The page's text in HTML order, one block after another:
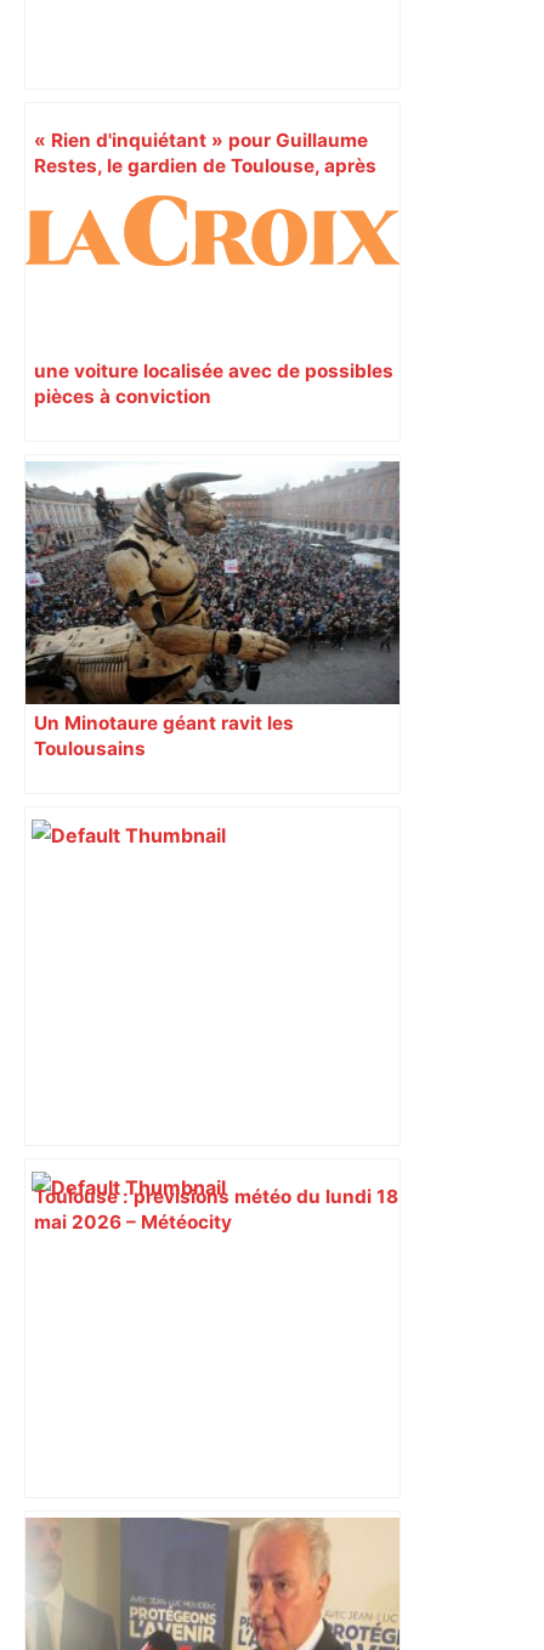
« Rien d'inquiétant » pour Guillaume
Restes, le gardien de Toulouse, après
sa sortie à Metz – L'Équipe
une voiture localisée avec de possibles
pièces à conviction
Un Minotaure géant ravit les
Toulousains
Toulouse : prévisions météo du lundi 18
mai 2026 – Météocity
Bilan du marché du logement neuf :
une lueur d'espoir pour l'immobilier à
Toulouse ? – Actu.fr